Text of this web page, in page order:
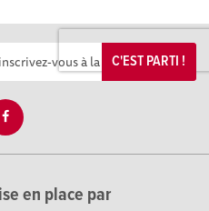
C'EST PARTI !
en place par